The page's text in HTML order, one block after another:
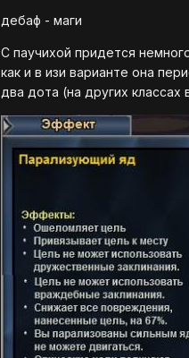
дебаф - маги
С паучихой придется
как и в изи варианте она
два дота (на других